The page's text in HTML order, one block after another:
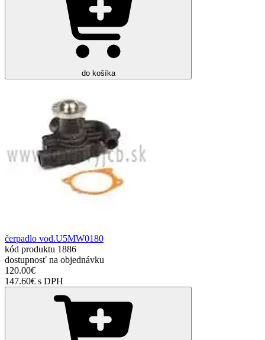
do košíka
čerpadlo vod.U5MW0180
kód produktu 1886
dostupnosť na objednávku
120.00€
147.60€ s DPH